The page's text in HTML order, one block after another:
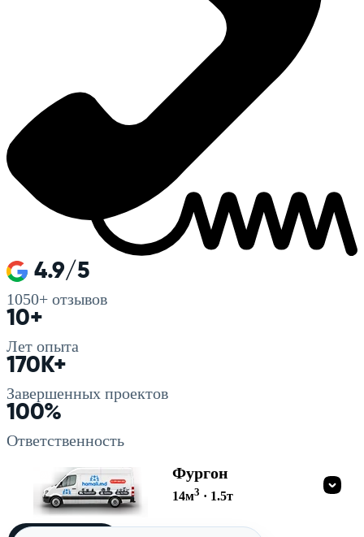
4.9/5
1050+ отзывов
10+
Лет опыта
170K+
Завершенных проектов
100%
Ответственность
Фургон
14м3 · 1.5т